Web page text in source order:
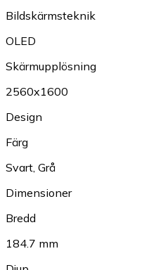
Bildskärmsteknik
OLED
Skärmupplösning
2560x1600
Design
Färg
Svart, Grå
Dimensioner
Bredd
184.7 mm